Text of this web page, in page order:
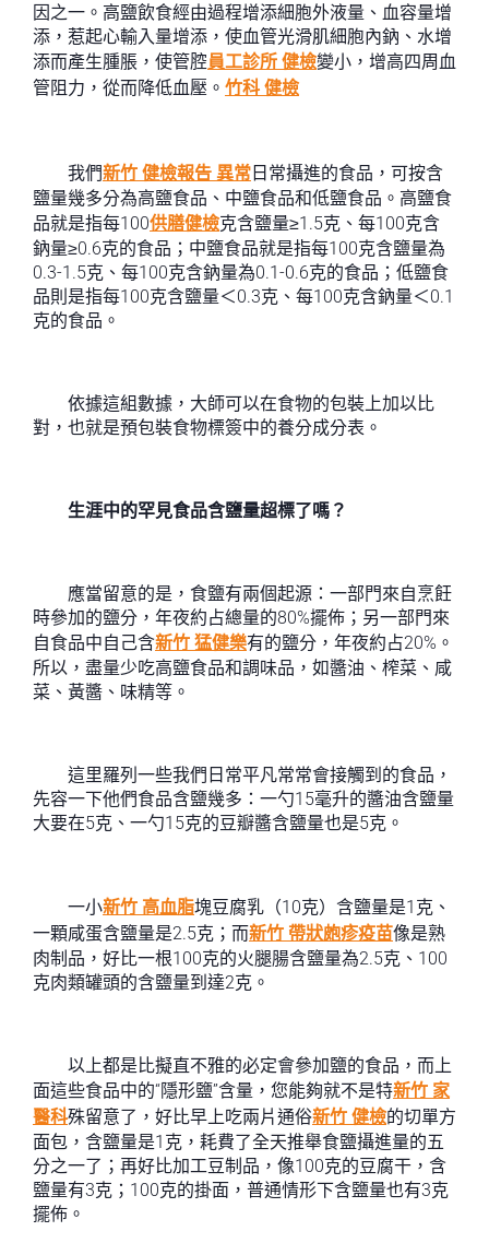
因之一。高鹽飲食經由過程增添細胞外液量、血容量增
添，惹起心輸入量增添，使血管光滑肌細胞內鈉、水增
添而產生腫脹，使管腔員工診所 健檢變小，增高四周血
管阻力，從而降低血壓。 竹科 健檢
我們新竹 健檢報告 異常 日常攝進的食品，可按含
鹽量幾多分為高鹽食品、中鹽食品和低鹽食品。高鹽食
品就是指每100供膳健檢克含鹽量≥1.5克、每100克含
鈉量≥0.6克的食品；中鹽食品就是指每100克含鹽量為
0.3-1.5克、每100克含鈉量為0.1-0.6克的食品；低鹽食
品則是指每100克含鹽量＜0.3克、每100克含鈉量＜0.1
克的食品。
依據這組數據，大師可以在食物的包裝上加以比
對，也就是預包裝食物標簽中的養分成分表。
生涯中的罕見食品含鹽量超標了嗎？
應當留意的是，食鹽有兩個起源：一部門來自烹飪
時參加的鹽分，年夜約占總量的80%擺佈；另一部門來
自食品中自己含新竹 猛健樂有的鹽分，年夜約占20%。
所以，盡量少吃高鹽食品和調味品，如醬油、榨菜、咸
菜、黃醬、味精等。
這里羅列一些我們日常平凡常常會接觸到的食品，
先容一下他們食品含鹽幾多：一勺15毫升的醬油含鹽量
大要在5克、一勺15克的豆瓣醬含鹽量也是5克。
一小新竹 高血脂塊豆腐乳（10克）含鹽量是1克、
一顆咸蛋含鹽量是2.5克；而新竹 帶狀皰疹疫苗像是熟
肉制品，好比一根100克的火腿腸含鹽量為2.5克、100
克肉類罐頭的含鹽量到達2克。
以上都是比擬直不雅的必定會參加鹽的食品，而上
面這些食品中的“隱形鹽”含量，您能夠就不是特新竹 家
醫科殊留意了，好比早上吃兩片通俗新竹 健檢的切單方
面包，含鹽量是1克，耗費了全天推舉食鹽攝進量的五
分之一了；再好比加工豆制品，像100克的豆腐干，含
鹽量有3克；100克的掛面，普通情形下含鹽量也有3克
擺佈。